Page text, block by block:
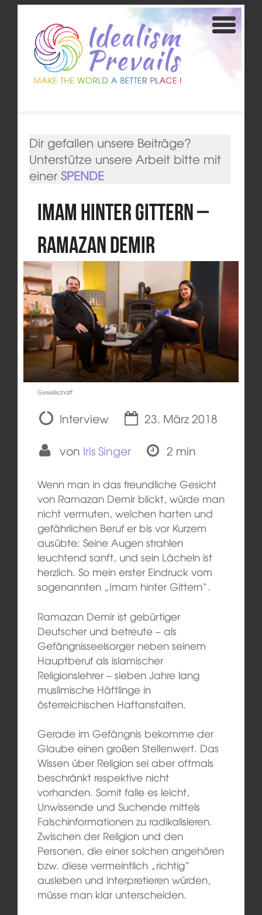
Dir gefallen unsere Beiträge?
Unterstütze unsere Arbeit bitte mit
einer SPENDE
Imam hinter Gittern –
Ramazan Demir
Gesellschaft
Interview
23. März 2018
von Iris Singer 2 min
Wenn man in das freundliche Gesicht
von Ramazan Demir blickt, würde man
nicht vermuten, welchen harten und
gefährlichen Beruf er bis vor Kurzem
ausübte: Seine Augen strahlen
leuchtend sanft, und sein Lächeln ist
herzlich. So mein erster Eindruck vom
sogenannten „Imam hinter Gittern“.
Ramazan Demir ist gebürtiger
Deutscher und betreute – als
Gefängnisseelsorger neben seinem
Hauptberuf als islamischer
Religionslehrer – sieben Jahre lang
muslimische Häftlinge in
österreichischen Haftanstalten.
Gerade im Gefängnis bekomme der
Glaube einen großen Stellenwert. Das
Wissen über Religion sei aber oftmals
beschränkt respektive nicht
vorhanden. Somit falle es leicht,
Unwissende und Suchende mittels
Falschinformationen zu radikalisieren.
Zwischen der Religion und den
Personen, die einer solchen angehören
bzw. diese vermeintlich „richtig“
ausleben und interpretieren würden,
müsse man klar unterscheiden.